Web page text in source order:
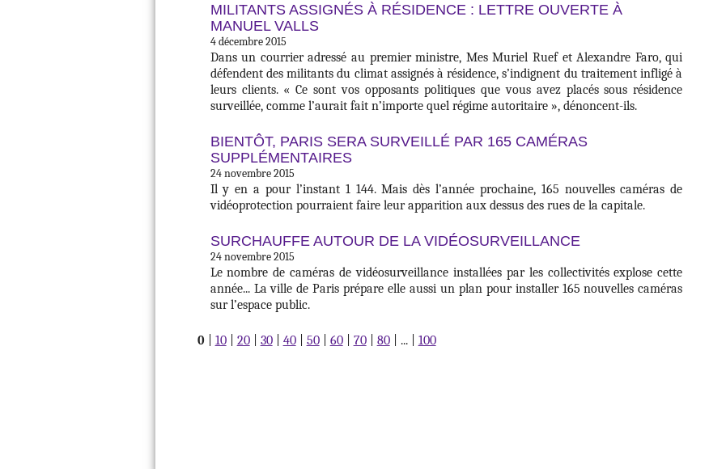
MILITANTS ASSIGNÉS À RÉSIDENCE : LETTRE OUVERTE À
MANUEL VALLS
4 décembre 2015
Dans un courrier adressé au premier ministre, Mes Muriel Ruef et Alexandre Faro, qui
défendent des militants du climat assignés à résidence, s’indignent du traitement infligé à
leurs clients. « Ce sont vos opposants politiques que vous avez placés sous résidence
surveillée, comme l’aurait fait n’importe quel régime autoritaire », dénoncent-ils.
BIENTÔT, PARIS SERA SURVEILLÉ PAR 165 CAMÉRAS
SUPPLÉMENTAIRES
24 novembre 2015
Il y en a pour l’instant 1 144. Mais dès l’année prochaine, 165 nouvelles caméras de
vidéoprotection pourraient faire leur apparition aux dessus des rues de la capitale.
SURCHAUFFE AUTOUR DE LA VIDÉOSURVEILLANCE
24 novembre 2015
Le nombre de caméras de vidéosurveillance installées par les collectivités explose cette
année... La ville de Paris prépare elle aussi un plan pour installer 165 nouvelles caméras
sur l’espace public.
0| 10| 20| 30| 40| 50| 60| 70| 80| ...| 100